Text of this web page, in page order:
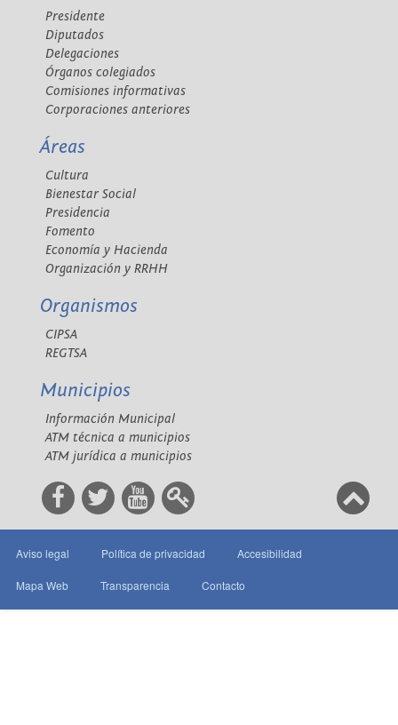
Presidente
Diputados
Delegaciones
Órganos colegiados
Comisiones informativas
Corporaciones anteriores
Áreas
Cultura
Bienestar Social
Presidencia
Fomento
Economía y Hacienda
Organización y RRHH
Organismos
CIPSA
REGTSA
Municipios
Información Municipal
ATM técnica a municipios
ATM jurídica a municipios
Aviso legal Política de privacidad Accesibilidad
Mapa Web Transparencia Contacto